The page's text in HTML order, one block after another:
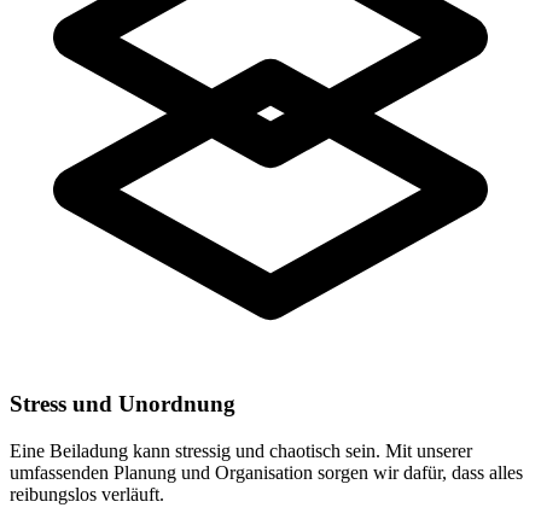
Stress und Unordnung
Eine Beiladung kann stressig und chaotisch sein. Mit unserer
umfassenden Planung und Organisation sorgen wir dafür, dass alles
reibungslos verläuft.